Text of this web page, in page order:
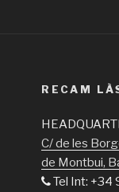
RECAM
C/ de les
de Montbui,
Tel Int: